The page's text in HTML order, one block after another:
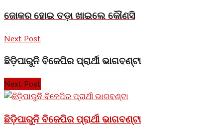
ଜୋକର ହୋଇ ତଡ଼ା ଖାଇଲେ କୌଣସି
Next Post
ଛିଡ଼ିପାରୁନିି ବିଜେପିର ପ୍ରାର୍ଥୀ ଭାଗବଣ୍ଟା
Next Post
ଛିଡ଼ିପାରୁନିି ବିଜେପିର ପ୍ରାର୍ଥୀ ଭାଗବଣ୍ଟା